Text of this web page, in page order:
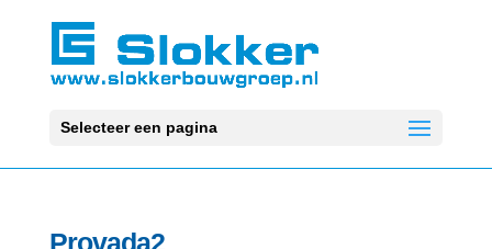
Selecteer een pagina
Provada2